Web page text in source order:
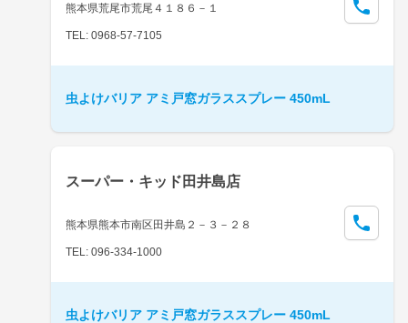
熊本県荒尾市荒尾４１８６－１
TEL: 0968-57-7105
虫よけバリア アミ戸窓ガラススプレー 450mL
スーパー・キッド田井島店
熊本県熊本市南区田井島２－３－２８
TEL: 096-334-1000
虫よけバリア アミ戸窓ガラススプレー 450mL